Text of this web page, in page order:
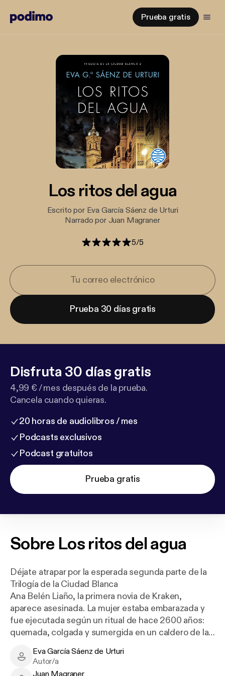
Prueba gratis
Los ritos del agua
Escrito por Eva García Sáenz de Urturi
Narrado por Juan Magraner
5/5
Prueba 30 días gratis
Disfruta 30 días gratis
4,99 € / mes después de la prueba.
Cancela cuando quieras.
20 horas de audiolibros / mes
Podcasts exclusivos
Podcast gratuitos
Prueba gratis
Sobre Los ritos del agua
Déjate atrapar por la esperada segunda parte de la
Trilogía de la Ciudad Blanca
Ana Belén Liaño, la primera novia de Kraken,
aparece asesinada. La mujer estaba embarazada y
fue ejecutada según un ritual de hace 2600 años:
quemada, colgada y sumergida en un caldero de la
1992. Unai y sus tres mejores amigos trabajan en la
Eva García Sáenz de Urturi - Author
Eva García Sáenz de Urturi
Autor/a
Juan Magraner